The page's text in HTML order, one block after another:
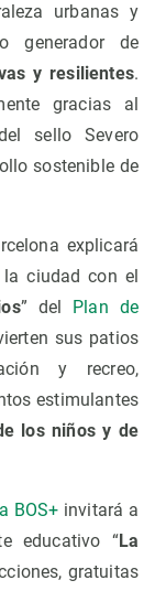
urbanas y
generador de
y resilientes.
gracias al
sello Severo
sostenible de
explicará
ciudad con el
” del Plan de
sus patios
y recreo,
estimulantes
los niños y de
BOS+ invitará a
educativo “La
gratuitas